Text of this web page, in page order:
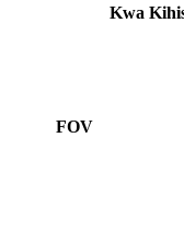
Kwa
FOV